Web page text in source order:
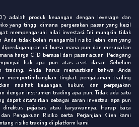
adalah produk keuangan dengan leverage dan
yang tinggi dimana pergerakan pasar yang kecil
mempengaruhi nilai investasi. Ini mungkin tidak
Anda tidak boleh mengambil risiko lebih dari yang
di bursa mana pun dan merupakan
harga CFD berasal dari pasar acuan. Pedagang
hak apa pun atas aset dasar. Sebelum
trading, Anda harus memastikan bahwa Anda
mempertimbangkan tingkat pengalaman trading
nasihat keuangan, hukum, dan perpajakan
dengan instrumen trading apa pun. Tidak ada satu
dapat ditafsirkan sebagai saran investasi apa pun
pejabat, atau karyawannya. Harap baca
Pengakuan Risiko serta Perjanjian Klien kami
risiko trading di platform kami.